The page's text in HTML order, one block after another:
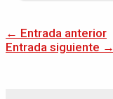
← Entrada anterior
Entrada siguiente →